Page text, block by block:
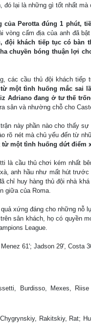
đó lại là những gì tốt nhất
của Perotta đúng 1 phút,
vòng cấm địa của anh đã
đội khách tiếp tục có bàn
chuyền bóng thuận lợi
các cầu thủ đội khách
từ một tình huống mắc sai
Adriano đang ở tư thế
sân và nhường chỗ cho
này phần nào cho thấy
rõ nét mà chủ yếu đến từ
một tình huống dứt điểm
là cầu thủ chơi kém nhất
anh hầu như mất hút
chỉ huy hàng thủ đội nhà
giữa của Roma.
xứng đáng cho những nỗ
sân khách, họ có quyền
League.
61'; Jadson 29', Costa
Burdisso, Mexes,
Rakitskiy, Rat;